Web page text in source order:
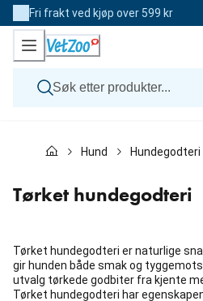
Skip
to
Content
Fri frakt ved kjøp over 599 kr
Katt
Andre dyr
Merker
Hund Hundegodteri
Tørket hundegodteri
Tørket hundegodteri er naturlige
gir hunden både smak og
utvalg tørkede godbiter fra kjente
Tørket hundegodteri har